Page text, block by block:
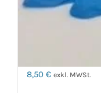
Nitril
8,50 € exkl. MWSt.